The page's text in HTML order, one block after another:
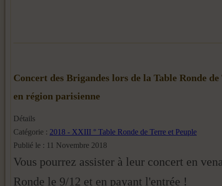
Concert des Brigandes lors de la Table Ronde
en région parisienne
Détails
Catégorie : 2018 - XXIII ° Table Ronde de Terre et Peuple
Publié le : 11 Novembre 2018
Vous pourrez assister à leur concert en
Ronde le 9/12 et en payant l'entrée !